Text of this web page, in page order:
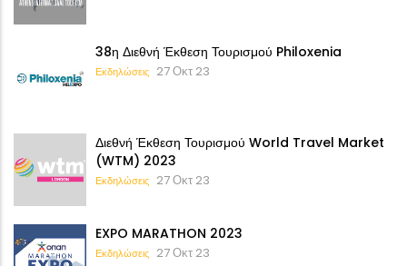
38η Διεθνή Έκθεση Τουρισμού Philoxenia
Εκδηλώσεις 27 Οκτ 23
Διεθνή Έκθεση Τουρισμού World Travel Market
(WTM) 2023
Εκδηλώσεις 27 Οκτ 23
EXPO MARATHON 2023
Εκδηλώσεις 27 Οκτ 23